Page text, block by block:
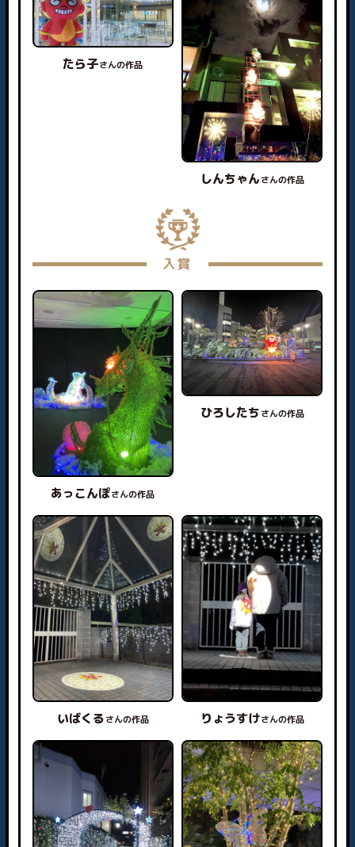
たら子さんの作品
しんちゃんさんの作品
入賞
あっこんぽさんの作品
ひろしたちさんの作品
いばくるさんの作品 りょうすけさんの作品